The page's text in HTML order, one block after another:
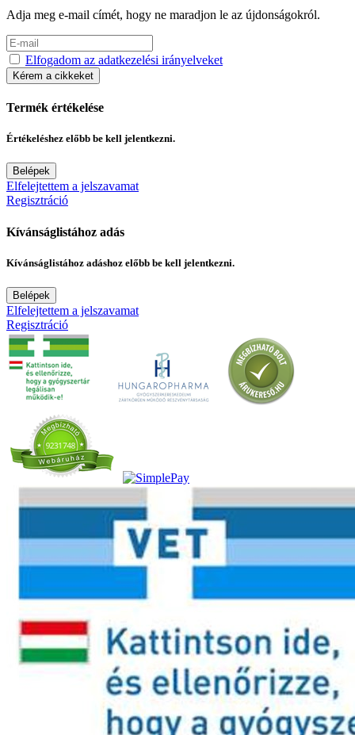
Adja meg e-mail címét, hogy ne maradjon le az újdonságokról.
Elfogadom az adatkezelési irányelveket
Kérem a cikkeket
Termék értékelése
Értékeléshez előbb be kell jelentkezni.
Belépek
Elfelejtettem a jelszavamat
Regisztráció
Kívánságlistához adás
Kívánságlistához adáshoz előbb be kell jelentkezni.
Belépek
Elfelejtettem a jelszavamat
Regisztráció